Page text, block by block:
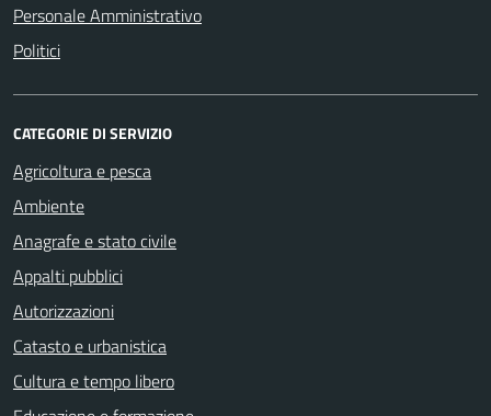
Personale Amministrativo
Politici
CATEGORIE DI SERVIZIO
Agricoltura e pesca
Ambiente
Anagrafe e stato civile
Appalti pubblici
Autorizzazioni
Catasto e urbanistica
Cultura e tempo libero